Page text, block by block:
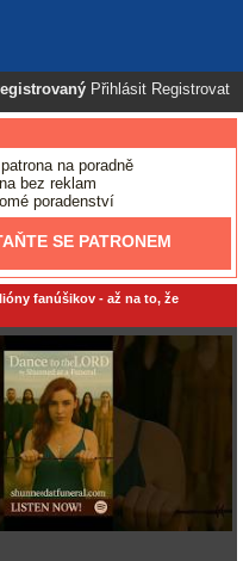
Přihlásit Registrovat
na poradně
bez reklam
poradenství
SE PATRONEM
fanúšikov - až na to, že